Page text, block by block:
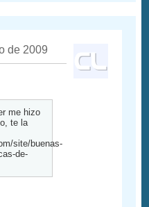
de 2009
me hizo
te la
site/buenas-
de-